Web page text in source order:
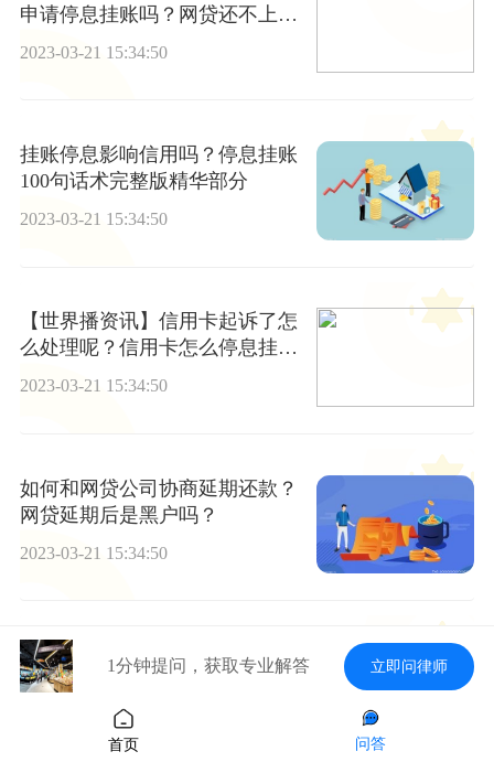
申请停息挂账吗？网贷还不上可
2023-03-21 15:34:50
挂账停息影响信用吗？停息挂账
100句话术完整版精华部分
2023-03-21 15:34:50
【世界播资讯】信用卡起诉了怎
么处理呢？信用卡怎么停息挂
账？
2023-03-21 15:34:50
如何和网贷公司协商延期还款？
网贷延期后是黑户吗？
2023-03-21 15:34:50
当前头条：信用卡逾期4个月会
被起诉吗？信用卡逾期有哪些不
2023-03-21 15:34:50
1分钟提问，获取专业解答 立即问律师
首页 问答